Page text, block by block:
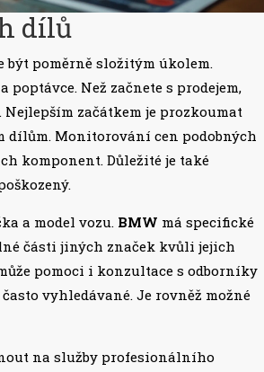
dílů
být poměrně složitým úkolem.
Než začnete s prodejem,
začátkem je prozkoumat
Monitorování cen podobných
komponent. Důležité je také
a model vozu. BMW má specifické
části jiných značek kvůli jejich
pomoci i konzultace s odborníky
vyhledávané. Je rovněž možné
na služby profesionálního